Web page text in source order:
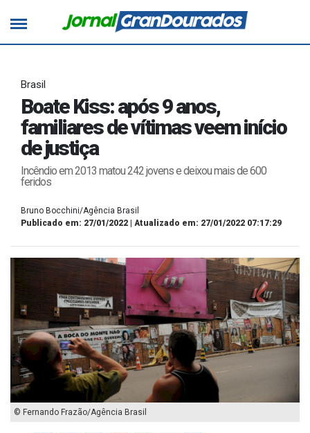
Brasil
Boate Kiss: após 9 anos,
familiares de vítimas veem início
de justiça
Incêndio em 2013 matou 242 jovens e deixou mais de 600
feridos
Bruno Bocchini/Agência Brasil
Publicado em: 27/01/2022 | Atualizado em: 27/01/2022 07:17:29
© Fernando Frazão/Agência Brasil